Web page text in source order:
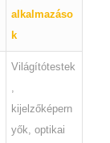
alkalmazáso
k
Világítótestek
kijelzőképern
yők, optikai